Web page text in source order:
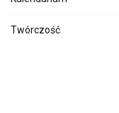
Twórczość